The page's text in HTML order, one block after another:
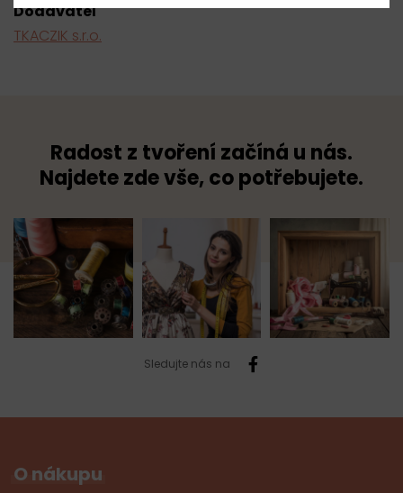
Dodavatel
TKACZIK s.r.o.
Radost z tvoření začíná u nás.
Najdete zde vše, co potřebujete.
Sledujte nás na
O nákupu